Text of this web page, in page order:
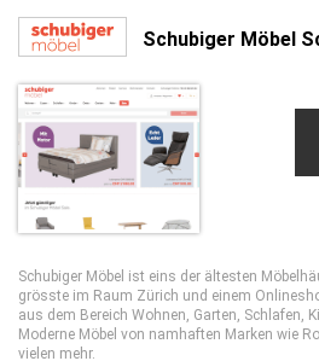
Schubiger Möbel
Schubiger Möbel ist eins der ältesten
grösste im Raum Zürich und einem
aus dem Bereich Wohnen, Garten, Schlafen,
Moderne Möbel von namhaften Marken wie
vielen mehr.